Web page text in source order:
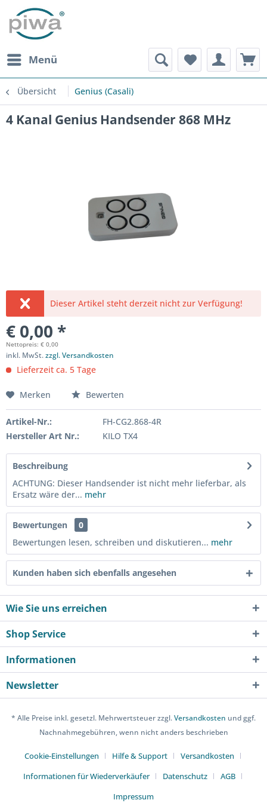
Menü
Übersicht Genius (Casali)
4 Kanal Genius Handsender 868 MHz
Dieser Artikel steht derzeit nicht zur Verfügung!
€ 0,00 *
Nettopreis: € 0,00
inkl. MwSt.zzgl. Versandkosten
Lieferzeit ca. 5 Tage
Merken Bewerten
Artikel-Nr.:
FH-CG2.868-4R
Hersteller Art Nr.:
KILO TX4
Beschreibung
ACHTUNG: Dieser Handsender ist nicht mehr lieferbar, als
Ersatz wäre der... mehr
Bewertungen
0
Bewertungen lesen, schreiben und diskutieren... mehr
Kunden haben sich ebenfalls angesehen
Wie Sie uns erreichen
Shop Service
Informationen
Newsletter
* Alle Preise inkl. gesetzl. Mehrwertsteuer zzgl.Versandkosten und ggf.
Nachnahmegebühren, wenn nicht anders beschrieben
Cookie-Einstellungen Hilfe & Support
Versandkosten
Informationen für Wiederverkäufer
Datenschutz
AGB
Impressum